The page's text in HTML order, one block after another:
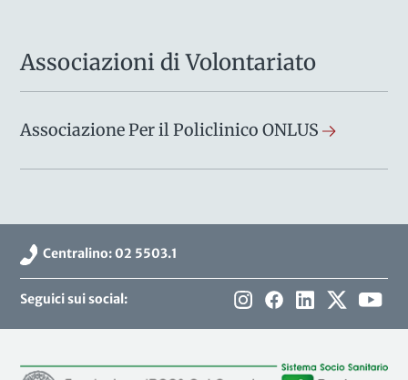
Associazioni di Volontariato
Associazione Per il Policlinico ONLUS
Centralino: 02 5503.1
Seguici sui social: